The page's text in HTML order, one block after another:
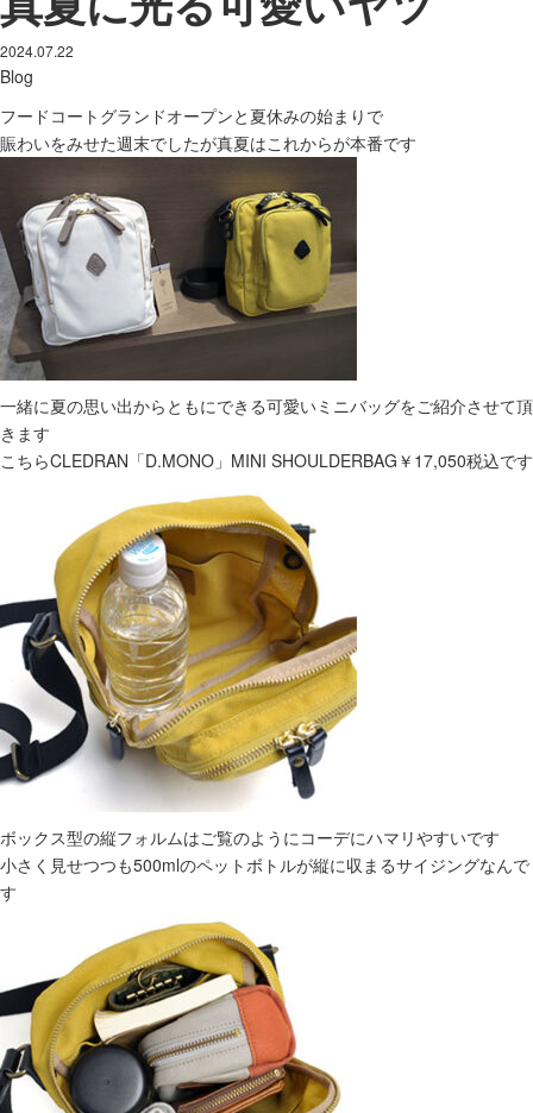
2024.07.22
Blog
フードコートグランドオープンと夏休みの始まりで
賑わいをみせた週末でしたが真夏はこれからが本番です
一緒に夏の思い出からともにできる可愛いミニバッグをご紹介させて頂
きます
こちらCLEDRAN「D.MONO」MINI SHOULDERBAG￥17,050税込です
ボックス型の縦フォルムはご覧のようにコーデにハマリやすいです
小さく見せつつも500mlのペットボトルが縦に収まるサイジングなんで
す